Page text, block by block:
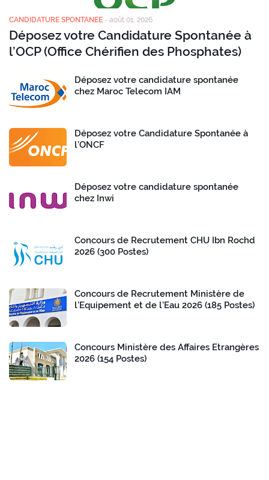
CANDIDATURE SPONTANEE - août 01, 2026
Déposez votre Candidature Spontanée à
l’OCP (Office Chérifien des Phosphates)
Déposez votre candidature spontanée
chez Maroc Telecom IAM
Déposez votre Candidature Spontanée à
l’ONCF
Déposez votre candidature spontanée
chez Inwi
Concours de Recrutement CHU Ibn Rochd
2026 (300 Postes)
Concours de Recrutement Ministère de
l’Equipement et de l’Eau 2026 (185 Postes)
Concours Ministère des Affaires Etrangères
2026 (154 Postes)